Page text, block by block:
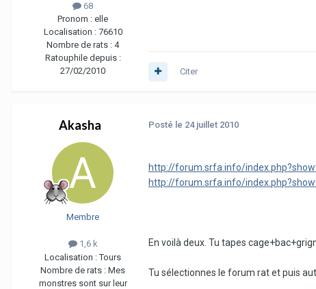
68
Pronom : elle
Localisation : 76610
Nombre de rats : 4
Ratouphile depuis :
27/02/2010
Citer
Akasha
Membre
1,6 k
Localisation :Tours
Nombre de rats : Mes
monstres sont sur leur
Posté le 24 juillet 2010
http://forum.srfa.info/
http://forum.srfa.info/
En voilà deux. Tu tapes
Tu sélectionnes le forum rat et puis